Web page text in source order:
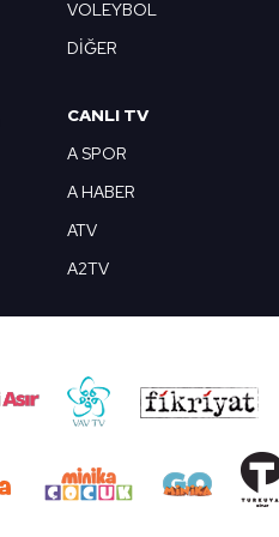
VOLEYBOL
DİĞER
CANLI TV
A SPOR
A HABER
ATV
A2TV